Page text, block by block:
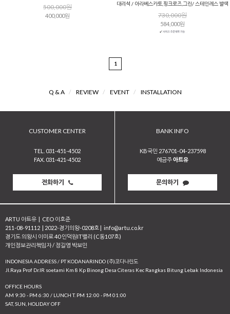
500,000원
400,000원
대리석 / 아라베스카토,핑크로즈,그린/ 스테인레스 발색
730,000원
584,000원
1
Q & A / REVIEW / EVENT / INSTALLATION
CUSTOMER CENTER
TEL. 031-451-4502
FAX. 031-421-4502
전화하기
BANK INFO
KB국민 276701-04-237598
예금주아트유
문의하기
ARTU 아트유 | CEO 이호준
211-08-91112 | 2022-경기의왕-0208호 | info@artu.co.kr
경기도 의왕시 이미로 40 인덕원IT밸리 (C동107호)
개인정보관리책임자 / 정길영 박보민
INDONESIA ADDRESS / PT KODANARINDO (주)코다나린도
JI.Raya Prof Dr.IR soetami Km 8 Kp Binong Desa Citeras Kec Rangkas Bitung Lebak Indonesia
OFFICE HOURS
AM 9:30 - PM 6:30 / LUNCH T. PM 12:00 - PM 01:00
SAT, SUN, HOLIDAY OFF